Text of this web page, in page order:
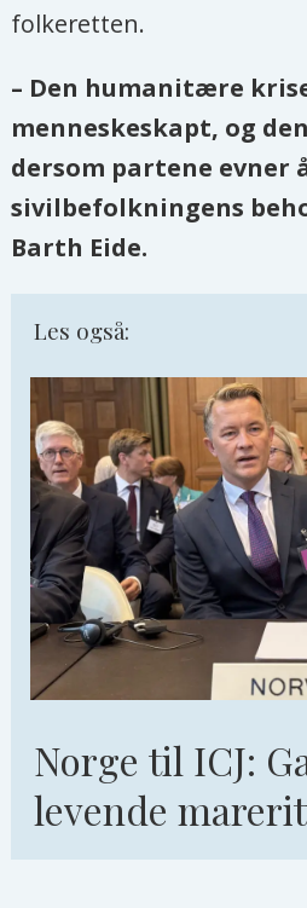
folkeretten.
– Den humanitære
menneskeskapt, og
dersom partene evner
sivilbefolkningens
Barth Eide.
Les også:
Norge til ICJ:
levende